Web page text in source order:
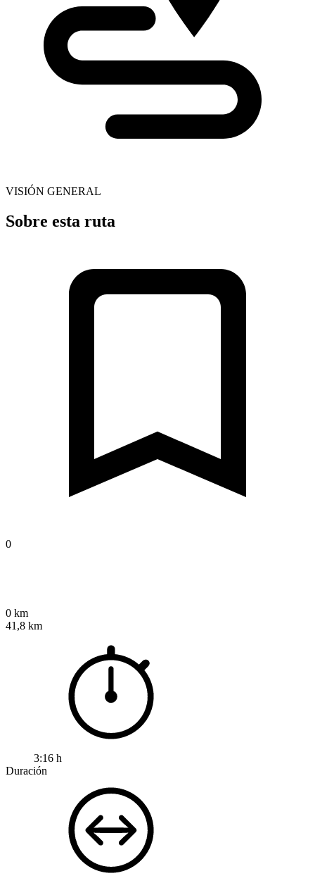
VISIÓN GENERAL
Sobre esta ruta
0
0 km
41,8 km
3:16 h
Duración